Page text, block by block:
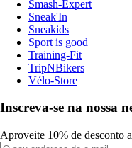
Smash-Expert
Sneak'In
Sneakids
Sport is good
Training-Fit
TripNBikers
Vélo-Store
Inscreva-se na nossa
Aproveite 10% de desconto